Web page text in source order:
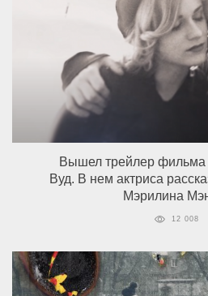
Вышел трейлер фильма
Вуд. В нем актриса
Мэрилина
12 008